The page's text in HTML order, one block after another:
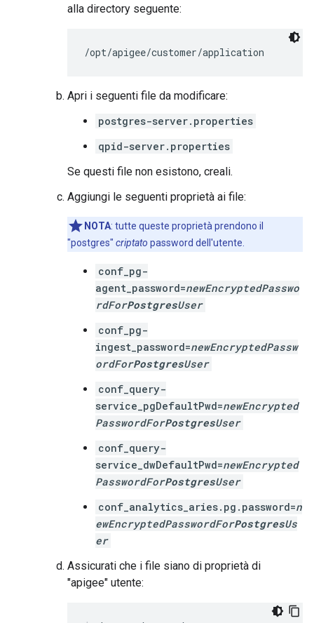
alla directory seguente:
/opt/apigee/customer/application
Apri i seguenti file da modificare:
postgres-server.properties
qpid-server.properties
Se questi file non esistono, creali.
Aggiungi le seguenti proprietà ai file:
NOTA: tutte queste proprietà prendono il
"postgres" criptato password dell'utente.
conf_pg-
agent_password=newEncryptedPasswo
rdForPostgresUser
conf_pg-
ingest_password=newEncryptedPassw
ordForPostgresUser
conf_query-
service_pgDefaultPwd=newEncrypted
PasswordForPostgresUser
conf_query-
service_dwDefaultPwd=newEncrypted
PasswordForPostgresUser
conf_analytics_aries.pg.password=n
ewEncryptedPasswordForPostgresUs
er
Assicurati che i file siano di proprietà di
"apigee" utente: